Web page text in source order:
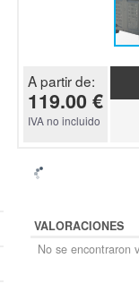
A partir de:
119.00 €
IVA no incluido
VALORACIONES
No se encontraron